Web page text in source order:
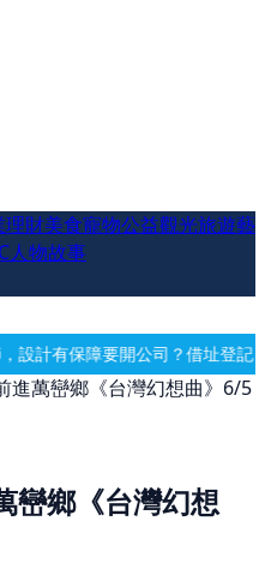
理財美食寵物公益觀光旅遊藝
人物故事
記・公司設立・工商登記一次辦好
進萬巒鄉《台灣幻想曲》6/5
巒鄉《台灣幻想